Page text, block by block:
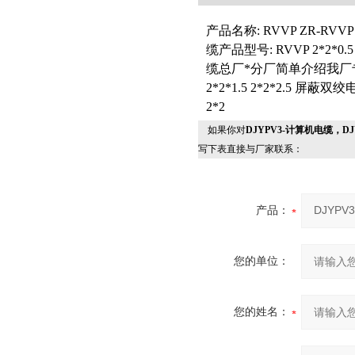
产品名称: RVVP ZR-
缆产品型号: RVVP
缆总厂*分厂简单介绍我厂
2*2*1.5 2*2*2.5 屏蔽双绞
2*2
如果你对DJYPV3-计算机电缆，
写下表直接与厂家联系：
产品：
您的单位：
您的姓名：